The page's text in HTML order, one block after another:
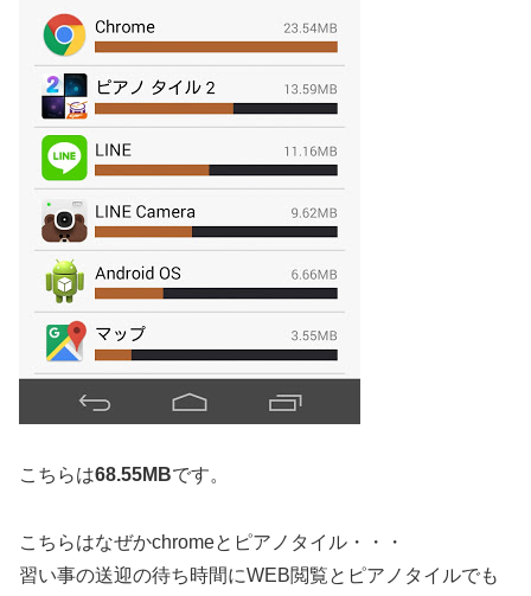
こちらは68.55MBです。
こちらはなぜかchromeとピアノタイル・・・
習い事の送迎の待ち時間にWEB閲覧とピアノタイルでも